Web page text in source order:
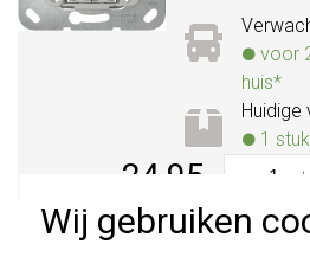
Wij gebruiken
voor
huis*
Huidige
1
24,95 +